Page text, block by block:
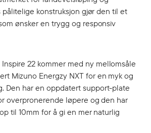
pålitelige konstruksjon gjør den til et
ønsker en trygg og responsiv
22 kommer med ny mellomsåle
Mizuno Energzy NXT for en myk og
Den har en oppdatert support-plate
overpronerende løpere og den har
til 10mm for å gi en mer naturlig